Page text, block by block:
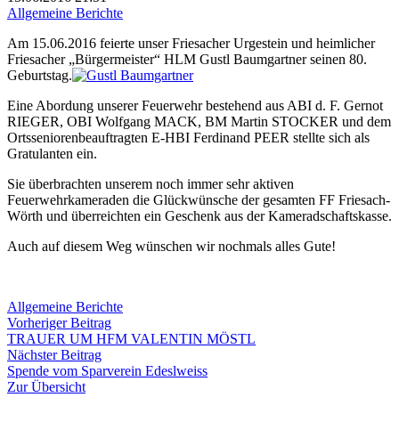
Allgemeine Berichte
Am 15.06.2016 feierte unser Friesacher Urgestein und heimlicher
Friesacher „Bürgermeister“ HLM Gustl Baumgartner seinen 80.
Geburtstag.
Eine Abordung unserer Feuerwehr bestehend aus ABI d. F. Gernot
RIEGER, OBI Wolfgang MACK, BM Martin STOCKER und dem
Ortsseniorenbeauftragten E-HBI Ferdinand PEER stellte sich als
Gratulanten ein.
Sie überbrachten unserem noch immer sehr aktiven
Feuerwehrkameraden die Glückwünsche der gesamten FF Friesach-
Wörth und überreichten ein Geschenk aus der Kameradschaftskasse.
Auch auf diesem Weg wünschen wir nochmals alles Gute!
Allgemeine Berichte
Beitragsnavigation
Vorheriger BeitragVorheriger
Beitrag:
TRAUER UM HFM VALENTIN MÖSTL
Nächster BeitragNächster
Beitrag:
Spende vom Sparverein Edeslweiss
Zur Übersicht